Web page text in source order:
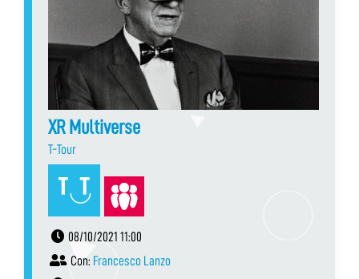
XR Multiverse
T-Tour
08/10/2021 11:00
Con: Francesco Lanzo